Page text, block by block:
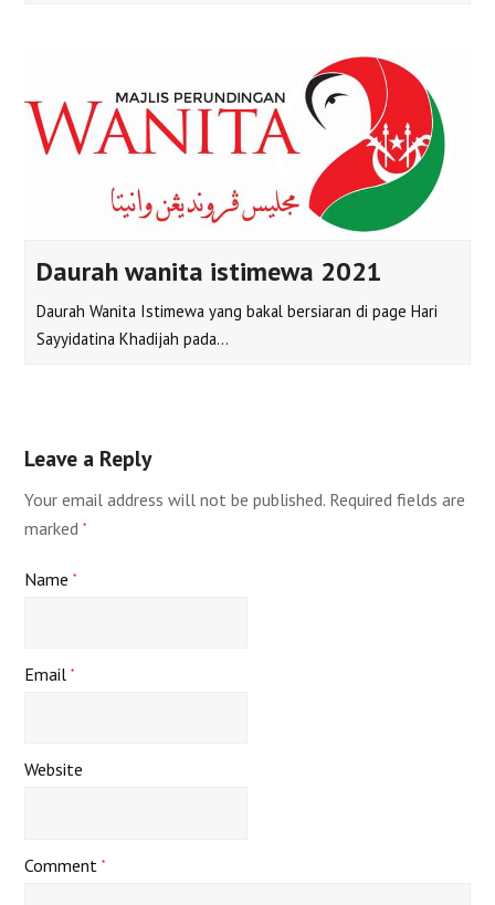
Daurah wanita istimewa 2021
Daurah Wanita Istimewa yang bakal bersiaran di page Hari
Sayyidatina Khadijah pada…
Leave a Reply
Your email address will not be published. Required fields are
marked*
Name*
Email*
Website
Comment*